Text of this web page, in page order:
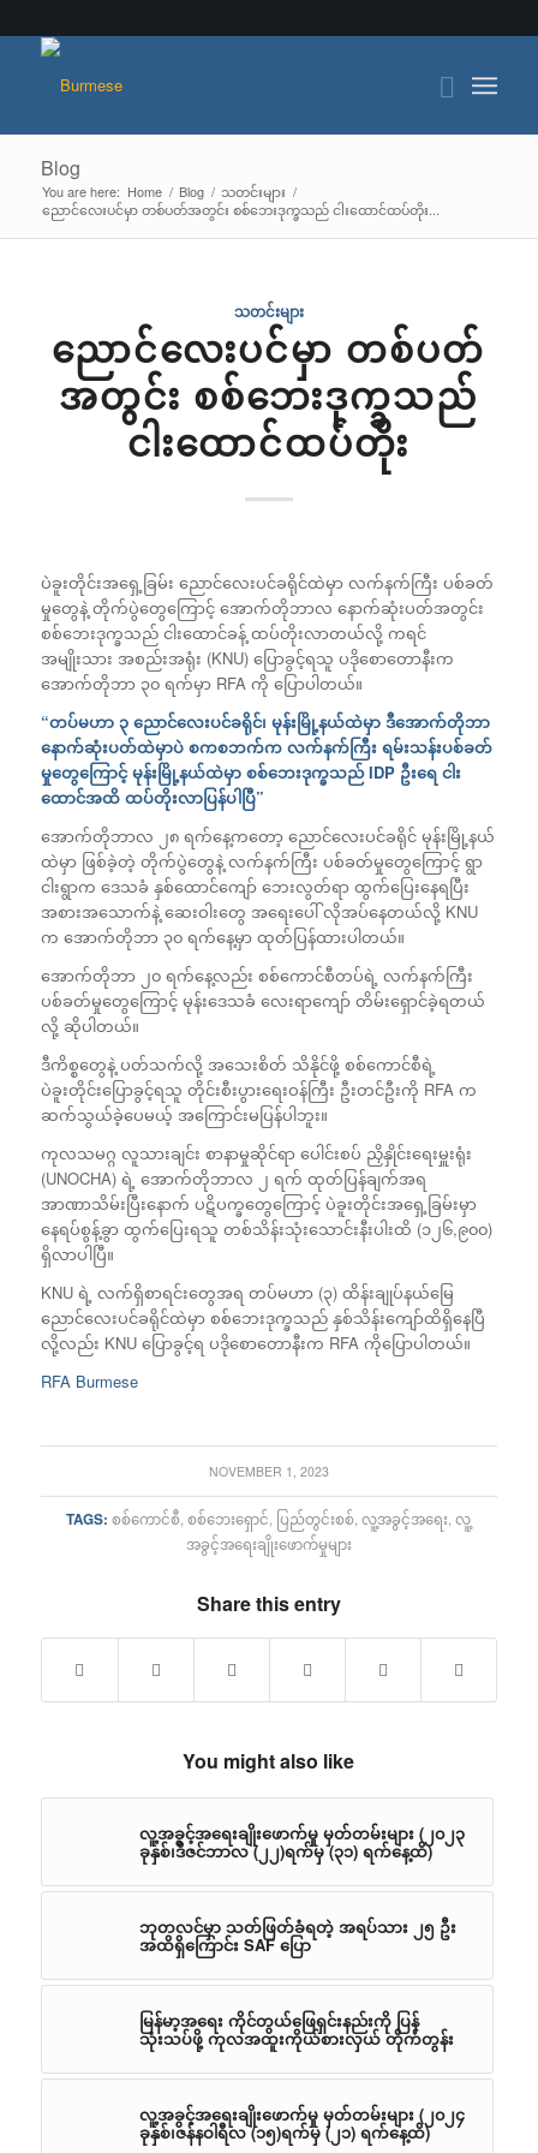
Blog
You are here: Home / Blog / သတင်းများ /
ညောင်လေးပင်မှာ တစ်ပတ်အတွင်း စစ်ဘေးဒုက္ခသည် ငါးထောင်ထပ်တိုး...
သတင်းများ
ညောင်လေးပင်မှာ တစ်ပတ်
အတွင်း စစ်ဘေးဒုက္ခသည်
ငါးထောင်ထပ်တိုး
ပဲခူးတိုင်းအရှေ့ခြမ်း ညောင်လေးပင်ခရိုင်ထဲမှာ လက်နက်ကြီး ပစ်ခတ်
မှုတွေနဲ့ တိုက်ပွဲတွေကြောင့် အောက်တိုဘာလ နောက်ဆုံးပတ်အတွင်း
စစ်ဘေးဒုက္ခသည် ငါးထောင်ခန့် ထပ်တိုးလာတယ်လို့ ကရင်
အမျိုးသား အစည်းအရုံး (KNU) ပြောခွင့်ရသူ ပဒိုစောတောနီးက
အောက်တိုဘာ ၃၀ ရက်မှာ RFA ကို ပြောပါတယ်။
“တပ်မဟာ ၃ ညောင်လေးပင်ခရိုင်၊ မုန်းမြို့နယ်ထဲမှာ ဒီအောက်တိုဘာ
နောက်ဆုံးပတ်ထဲမှာပဲ စကစဘက်က လက်နက်ကြီး ရမ်းသန်းပစ်ခတ်
မှုတွေကြောင့် မုန်းမြို့နယ်ထဲမှာ စစ်ဘေးဒုက္ခသည် IDP ဦးရေ ငါး
ထောင်အထိ ထပ်တိုးလာပြန်ပါပြီ”
အောက်တိုဘာလ ၂၈ ရက်နေ့ကတော့ ညောင်လေးပင်ခရိုင် မုန်းမြို့နယ်
ထဲမှာ ဖြစ်ခဲ့တဲ့ တိုက်ပွဲတွေနဲ့ လက်နက်ကြီး ပစ်ခတ်မှုတွေကြောင့် ရွာ
ငါးရွာက ဒေသခံ နှစ်ထောင်ကျော် ဘေးလွတ်ရာ ထွက်ပြေးနေရပြီး
အစားအသောက်နဲ့ ဆေးဝါးတွေ အရေးပေါ် လိုအပ်နေတယ်လို့ KNU
က အောက်တိုဘာ ၃၀ ရက်နေ့မှာ ထုတ်ပြန်ထားပါတယ်။
အောက်တိုဘာ ၂၀ ရက်နေ့လည်း စစ်ကောင်စီတပ်ရဲ့ လက်နက်ကြီး
ပစ်ခတ်မှုတွေကြောင့် မုန်းဒေသခံ လေးရာကျော် တိမ်းရှောင်ခဲ့ရတယ်
လို့ ဆိုပါတယ်။
ဒီကိစ္စတွေနဲ့ ပတ်သက်လို့ အသေးစိတ် သိနိုင်ဖို့ စစ်ကောင်စီရဲ့
ပဲခူးတိုင်းပြောခွင့်ရသူ တိုင်းစီးပွားရေးဝန်ကြီး ဦးတင်ဦးကို RFA က
ဆက်သွယ်ခဲ့ပေမယ့် အကြောင်းမပြန်ပါဘူး။
ကုလသမဂ္ဂ လူသားချင်း စာနာမှုဆိုင်ရာ ပေါင်းစပ် ညှိနှိုင်းရေးမှူးရုံး
(UNOCHA) ရဲ့ အောက်တိုဘာလ ၂ ရက် ထုတ်ပြန်ချက်အရ
အာဏာသိမ်းပြီးနောက် ပဋိပက္ခတွေကြောင့် ပဲခူးတိုင်းအရှေ့ခြမ်းမှာ
နေရပ်စွန့်ခွာ ထွက်ပြေးရသူ တစ်သိန်းသုံးသောင်းနီးပါးထိ (၁၂၆,၉၀၀)
ရှိလာပါပြီ။
KNU ရဲ့ လက်ရှိစာရင်းတွေအရ တပ်မဟာ (၃) ထိန်းချုပ်နယ်မြေ
ညောင်လေးပင်ခရိုင်ထဲမှာ စစ်ဘေးဒုက္ခသည် နှစ်သိန်းကျော်ထိရှိနေပြီ
လို့လည်း KNU ပြောခွင့်ရ ပဒိုစောတောနီးက RFA ကိုပြောပါတယ်။
RFA Burmese
NOVEMBER 1, 2023
TAGS: စစ်ကောင်စီ,စစ်ဘေးရှောင်, ပြည်တွင်းစစ်,လူ့အခွင့်အရေး,လူ့
အခွင့်အရေးချိုးဖောက်မှုများ
Share this entry
You might also like
လူ့အခွင့်အရေးချိုးဖောက်မှု မှတ်တမ်းများ (၂၀၂၃
ခုနှစ်၊ဒီဇင်ဘာလ (၂၂)ရက်မှ (၃၁) ရက်နေ့ထိ)
ဘုတလင်မှာ သတ်ဖြတ်ခံရတဲ့ အရပ်သား ၂၅ ဦး
အထိရှိကြောင်း SAF ပြော
မြန်မာ့အရေး ကိုင်တွယ်ဖြေရှင်းနည်းကို ပြန်
သုံးသပ်ဖို့ ကုလအထူးကိုယ်စားလှယ် တိုက်တွန်း
လူ့အခွင့်အရေးချိုးဖောက်မှု မှတ်တမ်းများ (၂၀၂၄
ခုနှစ်၊ဇန်နဝါရီလ (၁၅)ရက်မှ (၂၁) ရက်နေ့ထိ)